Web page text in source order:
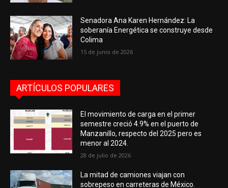
Senadora Ana Karen Hernández: La
soberanía Energética se construye desde
Colima
15 de junio de 2026
ARTÍCULOS POPULARES
El movimiento de carga en el primer
semestre creció 4.9% en el puerto de
Manzanillo, respecto del 2025 pero es
menor al 2024.
28 de julio de 2026
La mitad de camiones viajan con
sobrepeso en carreteras de México.